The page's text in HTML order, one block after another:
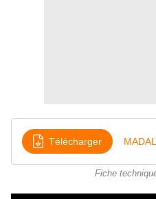
Télécharger
Fiche